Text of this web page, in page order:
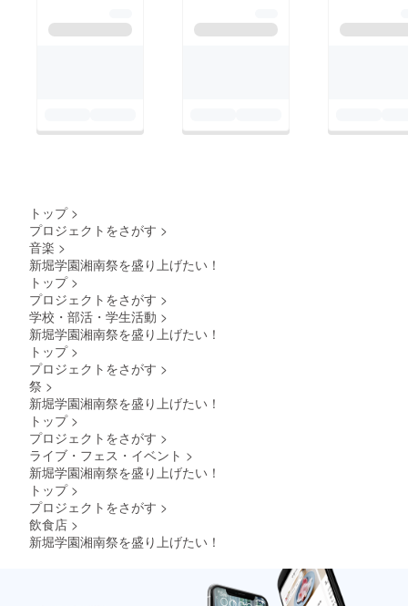
作って
ちらも
トップ >
プロジェクトをさがす >
音楽 >
新堀学園湘南祭を盛り上げたい！
トップ >
プロジェクトをさがす >
学校・部活・学生活動 >
新堀学園湘南祭を盛り上げたい！
トップ >
プロジェクトをさがす >
祭 >
新堀学園湘南祭を盛り上げたい！
トップ >
プロジェクトをさがす >
ライブ・フェス・イベント >
新堀学園湘南祭を盛り上げたい！
トップ >
プロジェクトをさがす >
飲食店 >
新堀学園湘南祭を盛り上げたい！